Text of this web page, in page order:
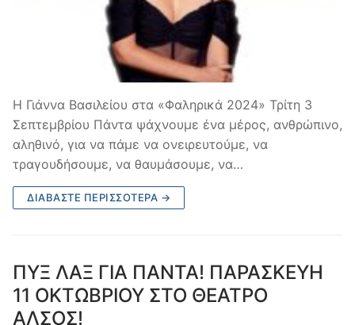
Η Γιάννα Βασιλείου στα «Φαληρικά 2024» Τρίτη 3
Σεπτεμβρίου Πάντα ψάχνουμε ένα μέρος, ανθρώπινο,
αληθινό, για να πάμε να ονειρευτούμε, να
τραγουδήσουμε, να θαυμάσουμε, να…
ΔΙΑΒΆΣΤΕ ΠΕΡΙΣΣΌΤΕΡΑ →
ΠΥΞ ΛΑΞ ΓΙΑ ΠΑΝΤΑ! ΠΑΡΑΣΚΕΥΗ
11 ΟΚΤΩΒΡΙΟΥ ΣΤΟ ΘΕΑΤΡΟ
ΑΛΣΟΣ!